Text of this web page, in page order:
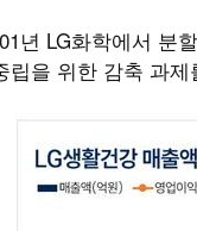
년 LG화학에서 분
립을 위한 감축 과